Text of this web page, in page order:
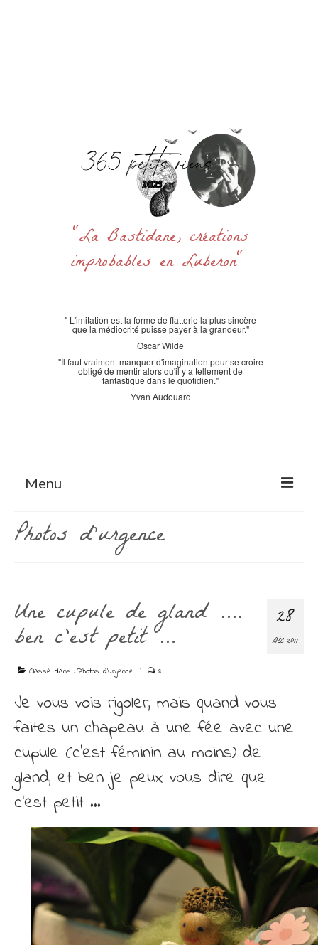
"La Bastidane, créations
improbables en Luberon"
" L'imitation est la forme de flatterie la plus sincère
que la médiocrité puisse payer à la grandeur."
Oscar Wilde
"Il faut vraiment manquer d'imagination pour se croire
obligé de mentir alors qu'il y a tellement de
fantastique dans le quotidien."
Yvan Audouard
Menu
Accueil
Archives
Découvrir
Contact
Photos d’urgence
28
DÉC 2011
Une cupule de gland ….
ben c’est petit …
Classé dans :Photos d'urgence | 8
Je vous vois rigoler, mais quand vous
faites un chapeau à une fée avec une
cupule (c’est féminin au moins) de
gland, et ben je peux vous dire que
c’est petit …